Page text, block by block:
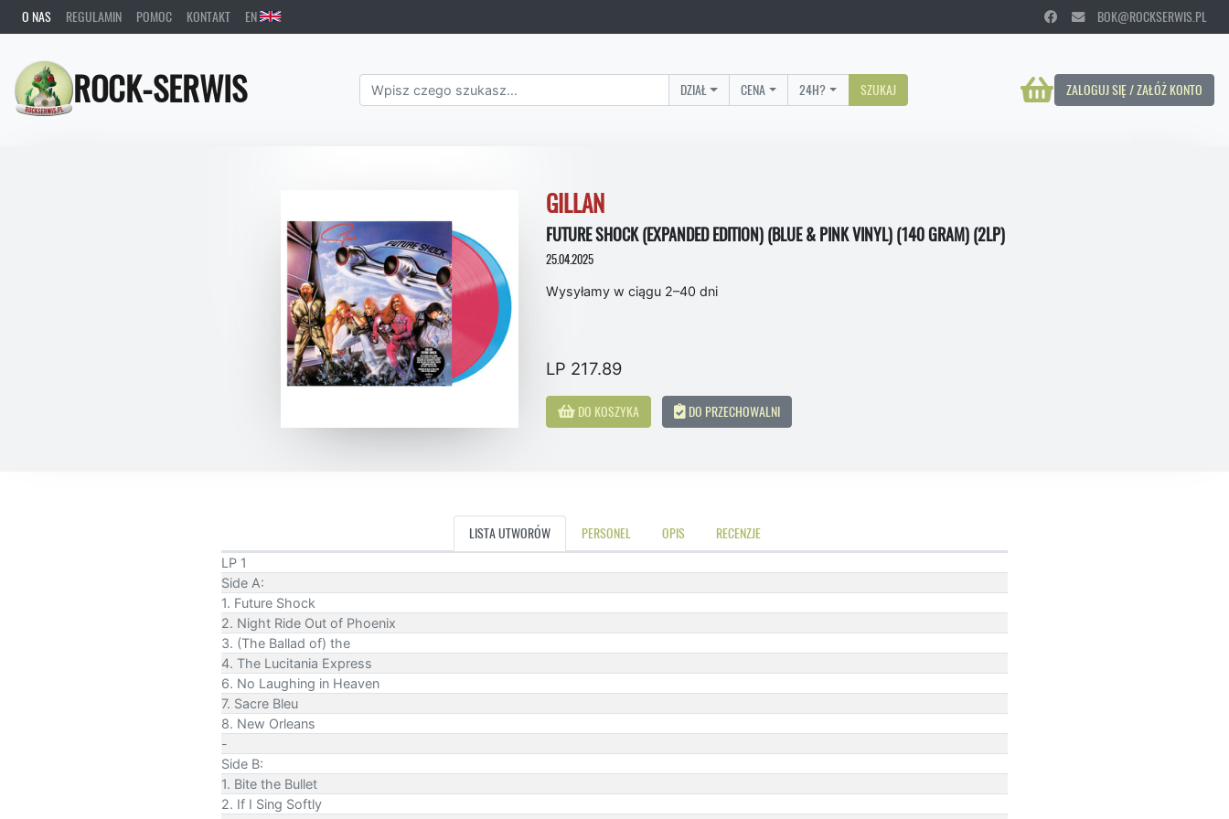
O NAS REGULAMIN POMOC KONTAKT EN BOK@ROCKSERWIS.PL
ROCK-SERWIS ZALOGUJ SIĘ / ZAŁÓŻ KONTO
DZIAŁ CENA 24H? SZUKAJ
GILLAN
FUTURE SHOCK (EXPANDED EDITION) (BLUE & PINK VINYL) (140 GRAM) (2LP)
25.04.2025
Wysyłamy w ciągu 2–40 dni
LP 217.89
DO KOSZYKA DO PRZECHOWALNI
LISTA UTWORÓW PERSONEL OPIS RECENZJE
LP 1
Side A:
1. Future Shock
2. Night Ride Out of Phoenix
3. (The Ballad of) the
4. The Lucitania Express
6. No Laughing in Heaven
7. Sacre Bleu
8. New Orleans
-
Side B:
1. Bite the Bullet
2. If I Sing Softly